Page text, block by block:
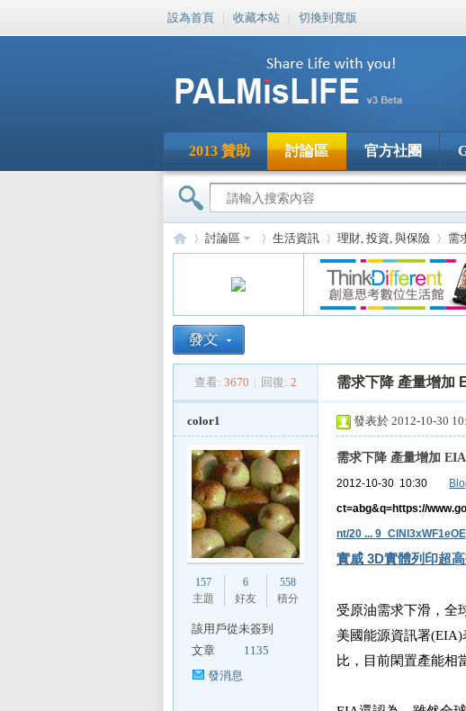
設為首頁 | 收藏本站 | 切換到寬版
2013 贊助 討論區 官方社團
PA»
討論區
›
生活資訊
›
理財, 投資, 與保險
›
需
查看: 3670 | 回復: 2 需求下降 產量增加
color1
157
主題
6
好友
558
積分
該用戶從未簽到
文章
1135
發消息
發表於 2012-10-30
需求下降 產量增加
2012-10-30 10:30
ct=abg&q=https://
nt/20 ...
實威 3D實體列印超
受原油需求下滑，全
美國能源資訊署
比，目前閑置產能相